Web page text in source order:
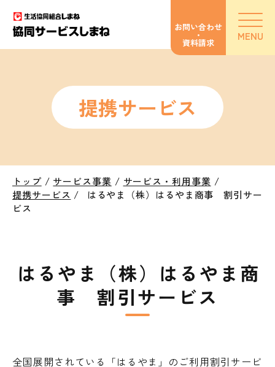
お問い合わせ
・
資料請求
MENU
提携サービス
トップ / サービス事業 / サービス・利用事業 /
提携サービス /
はるやま（株）はるやま商事 割引サー
ビス
はるやま（株）はるやま商
事 割引サービス
全国展開されている「はるやま」のご利用割引サービ